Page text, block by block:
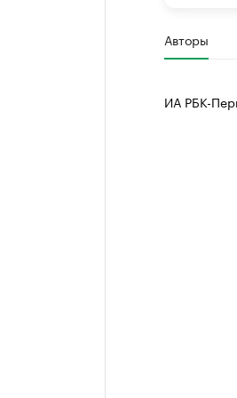
Авторы
ИА РБК-